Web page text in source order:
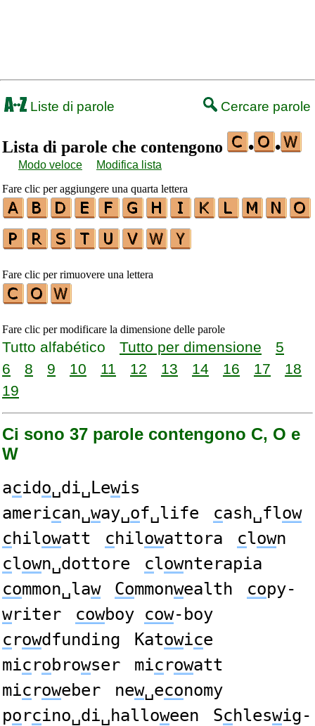
Liste di parole Cercare parole
Lista di parole che contengono • •
Modo veloce
Modifica lista
Fare clic per aggiungere una quarta lettera
Fare clic per rimuovere una lettera
Fare clic per modificare la dimensione delle parole
Tutto alfabético Tutto per dimensione
5
6
8 9 10 11 12 13 14 16 17
18
19
Ci sono 37 parole contengono C, O e
W
acido␣di␣Lewis
american␣way␣of␣life cash␣flow
chilowatt chilowattora clown
clown␣dottore clownterapia
common␣law Commonwealth copy-
writer cowboy cow-boy
crowdfunding Katowice
microbrowser microwatt
microweber new␣economy
porcino␣di␣halloween Schleswig-